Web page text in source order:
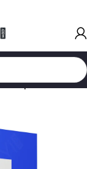
Wordpress Eklenti